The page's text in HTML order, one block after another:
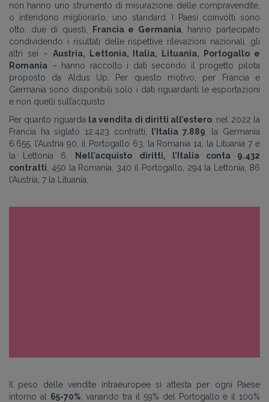
non hanno uno strumento di misurazione delle compravendite,
o intendono migliorarlo, uno standard. I Paesi coinvolti sono
otto: due di questi,
Francia e Germania, hanno partecipato
condividendo i risultati delle rispettive rilevazioni nazionali, gli
altri sei – Austria, Lettonia, Italia, Lituania, Portogallo e
Romania – hanno raccolto i dati secondo il progetto pilota
proposto da Aldus Up. Per questo motivo, per Francia e
Germania sono disponibili solo i dati riguardanti le esportazioni
e non quelli sull’acquisto.
Per quanto riguarda la vendita di diritti all’estero , nel 2022 la
Francia ha siglato 12.423 contratti,
l’Italia 7.889 , la Germania
6.655, l’Austria 90, il Portogallo 63, la Romania 14, la Lituania 7 e
la Lettonia 6.
Nell’acquisto diritti, l’Italia conta 9.432
contratti , 450 la Romania, 340 il Portogallo, 294 la Lettonia, 86
l’Austria, 7 la Lituania.
Il peso delle vendite intraeuropee si attesta per ogni Paese
intorno al
65-70% , variando tra il 59% del Portogallo e il 100%